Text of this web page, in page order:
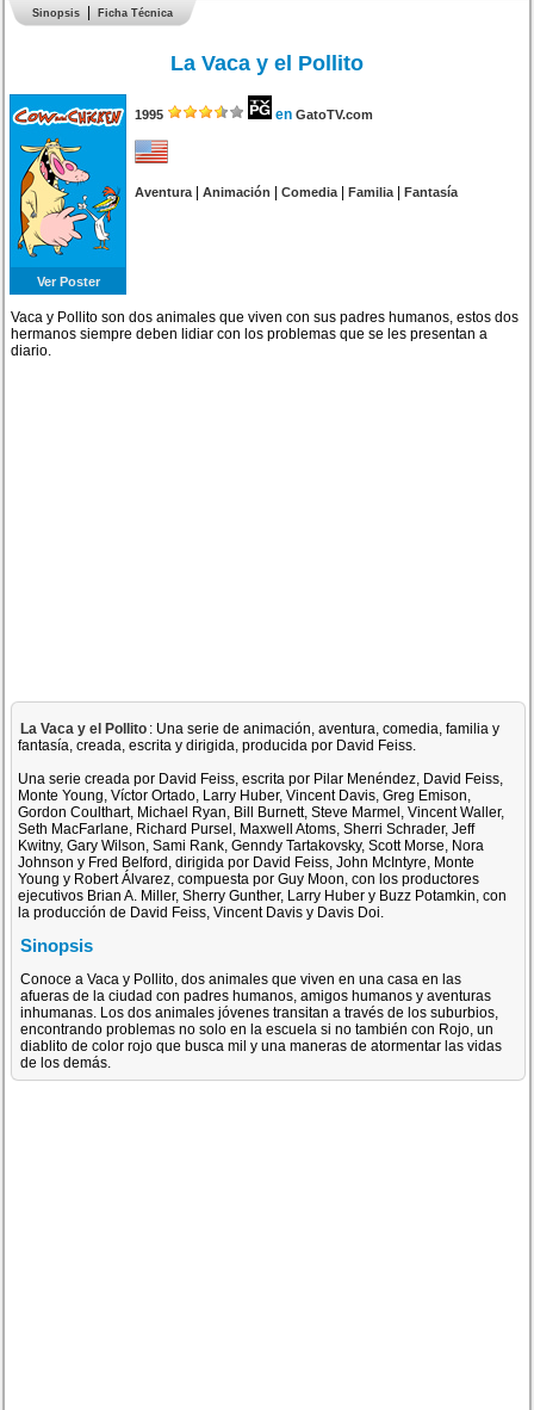
Sinopsis Ficha Técnica
La Vaca y el Pollito
Ver Poster
1995 en GatoTV.com
Aventura|Animación |Comedia|Familia|Fantasía
Vaca y Pollito son dos animales que viven con sus padres humanos, estos dos
hermanos siempre deben lidiar con los problemas que se les presentan a
diario.
La Vaca y el Pollito : Una serie de animación, aventura, comedia, familia y
fantasía, creada, escrita y dirigida, producida por David Feiss.
Una serie creada por David Feiss, escrita por Pilar Menéndez, David Feiss,
Monte Young, Víctor Ortado, Larry Huber, Vincent Davis, Greg Emison,
Gordon Coulthart, Michael Ryan, Bill Burnett, Steve Marmel, Vincent Waller,
Seth MacFarlane, Richard Pursel, Maxwell Atoms, Sherri Schrader, Jeff
Kwitny, Gary Wilson, Sami Rank, Genndy Tartakovsky, Scott Morse, Nora
Johnson y Fred Belford, dirigida por David Feiss, John McIntyre, Monte
Young y Robert Álvarez, compuesta por Guy Moon, con los productores
ejecutivos Brian A. Miller, Sherry Gunther, Larry Huber y Buzz Potamkin, con
la producción de David Feiss, Vincent Davis y Davis Doi.
Sinopsis
Conoce a Vaca y Pollito, dos animales que viven en una casa en las
afueras de la ciudad con padres humanos, amigos humanos y aventuras
inhumanas. Los dos animales jóvenes transitan a través de los suburbios,
encontrando problemas no solo en la escuela si no también con Rojo, un
diablito de color rojo que busca mil y una maneras de atormentar las vidas
de los demás.